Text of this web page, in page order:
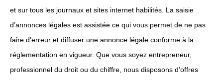
et sur tous les journaux et sites internet habilités. La saisie
d’annonces légales est assistée ce qui vous permet de ne pas
faire d’erreur et diffuser une annonce légale conforme à la
réglementation en vigueur. Que vous soyez entrepreneur,
professionnel du droit ou du chiffre, nous disposons d’offres